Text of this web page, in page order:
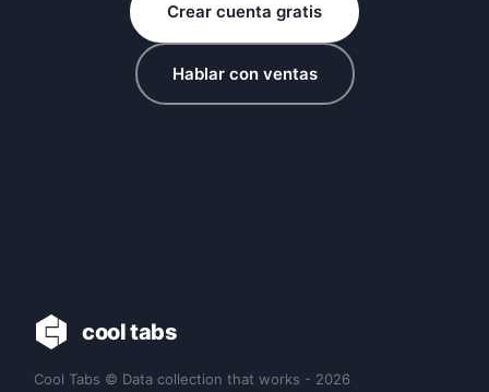
Crear cuenta gratis
Hablar con ventas
cool tabs
Cool Tabs © Data collection that works - 2026